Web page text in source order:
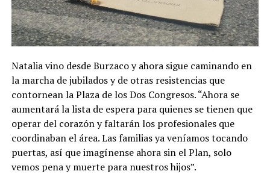
Natalia vino desde Burzaco y ahora sigue caminando en
la marcha de jubilados y de otras resistencias que
contornean la Plaza de los Dos Congresos. “Ahora se
aumentará la lista de espera para quienes se tienen que
operar del corazón y faltarán los profesionales que
coordinaban el área. Las familias ya veníamos tocando
puertas, así que imagínense ahora sin el Plan, solo
vemos pena y muerte para nuestros hijos”.